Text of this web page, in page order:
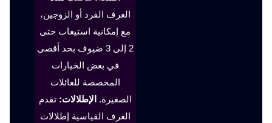
الغرف الفرد أو الزوجين،
مع إمكانية استيعاب حتى
2 إلى 3 ضيوف بحد أقصى
في بعض الخيارات
المخصصة للعائلات
الصغيرة. الإطلالات: تقدم
الغرف القياسية إطلالات